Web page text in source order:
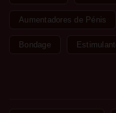
Aumentadores de Pénis
Bondage